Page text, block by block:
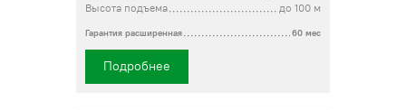
Высота подъема
до 100 м
Гарантия расширенная 60 мес
Подробнее